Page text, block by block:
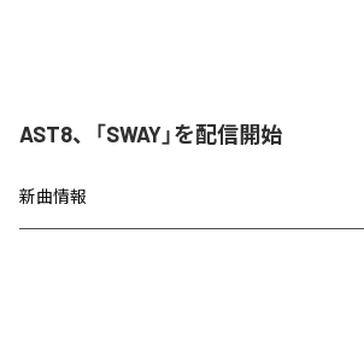
AST8、「SWAY」を配信開始
新曲情報